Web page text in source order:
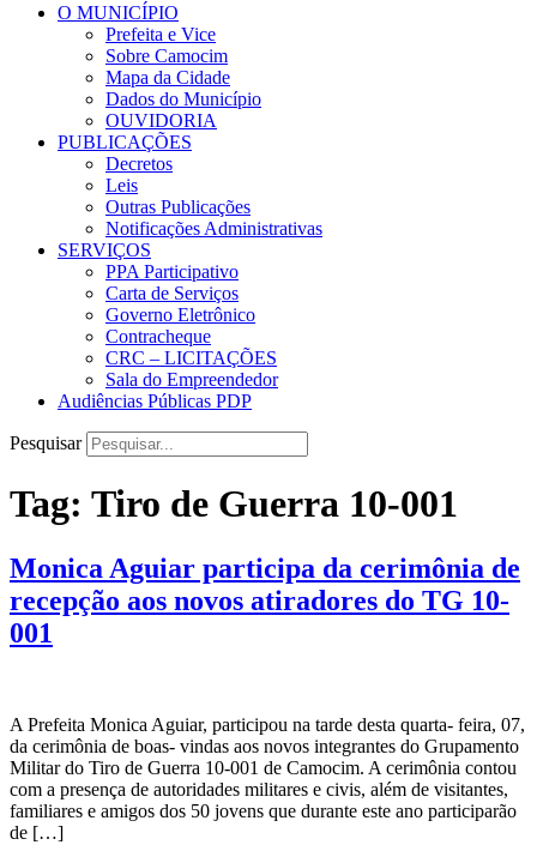
O MUNICÍPIO
Prefeita e Vice
Sobre Camocim
Mapa da Cidade
Dados do Município
OUVIDORIA
PUBLICAÇÕES
Decretos
Leis
Outras Publicações
Notificações Administrativas
SERVIÇOS
PPA Participativo
Carta de Serviços
Governo Eletrônico
Contracheque
CRC – LICITAÇÕES
Sala do Empreendedor
Audiências Públicas PDP
Pesquisar
Tag: Tiro de Guerra 10-001
Monica Aguiar participa da cerimônia de
recepção aos novos atiradores do TG 10-
001
A Prefeita Monica Aguiar, participou na tarde desta quarta- feira, 07,
da cerimônia de boas- vindas aos novos integrantes do Grupamento
Militar do Tiro de Guerra 10-001 de Camocim. A cerimônia contou
com a presença de autoridades militares e civis, além de visitantes,
familiares e amigos dos 50 jovens que durante este ano participarão
de […]